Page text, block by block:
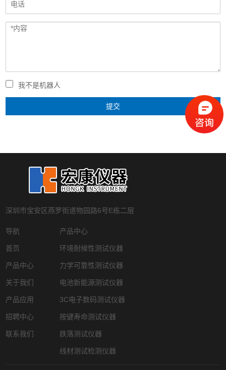
我不是机器人
深圳市宝安区燕罗街道物园路6号E栋二层
导航
首页
产品中心
关于我们
产品应用
招聘中心
联系我们
产品中心
环境耐候性测试仪器
力学可靠性测试仪器
电池新能源测试仪器
3C电子数码测试仪器
按键寿命测试仪器
跌落测试仪器
线材测试检测仪器